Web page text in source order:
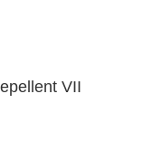
VII